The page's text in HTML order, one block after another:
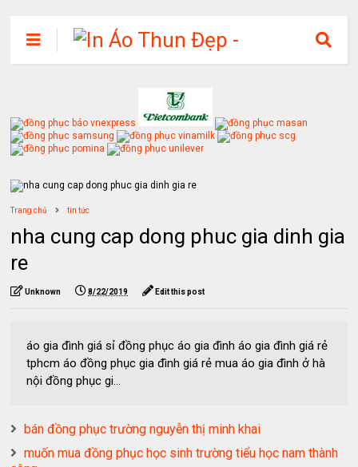
Trang chủ tin tức
nha cung cap dong phuc gia dinh gia
re
Unknown 8/22/2019 Edit this post
áo gia đình giá sỉ đồng phục áo gia đình áo gia đình giá rẻ
tphcm áo đồng phục gia đình giá rẻ mua áo gia đình ở hà
nội đồng phục gi...
bán đồng phục trường nguyễn thị minh khai
muốn mua đồng phục học sinh trường tiểu học nam thành